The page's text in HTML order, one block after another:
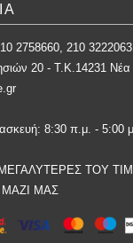
2758660, 210
20 - T.K.14231 Νέα
8:30 π.μ. - 5:00
ΤΟΥ
ΜΑΖΙ ΜΑΣ